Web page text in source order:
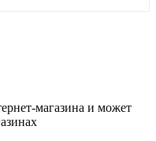
магазина и может